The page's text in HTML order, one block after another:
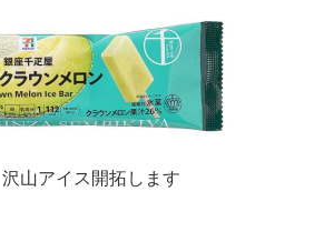
沢山アイス開拓します